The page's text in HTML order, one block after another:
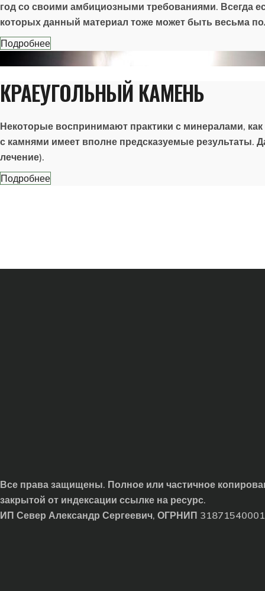
год со своими амбициозными требованиями. Всегда
которых данный материал тоже может быть весьма
Подробнее
КРАЕУГОЛЬНЫЙ КАМЕНЬ
Некоторые воспринимают практики с минералами,
с камнями имеет вполне предсказуемые результаты.
лечение).
Подробнее
Все права защищены. Полное или частичное
закрытой от индексации ссылке на ресурс.
ИП Север Александр Сергеевич, ОГРНИП